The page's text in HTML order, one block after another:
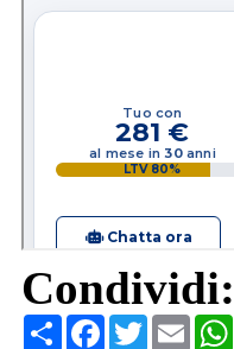
Condividi:
CondividiFacebook
TwitterEmail